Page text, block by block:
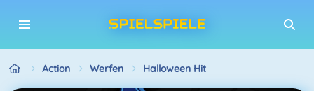
Action Werfen Halloween Hit